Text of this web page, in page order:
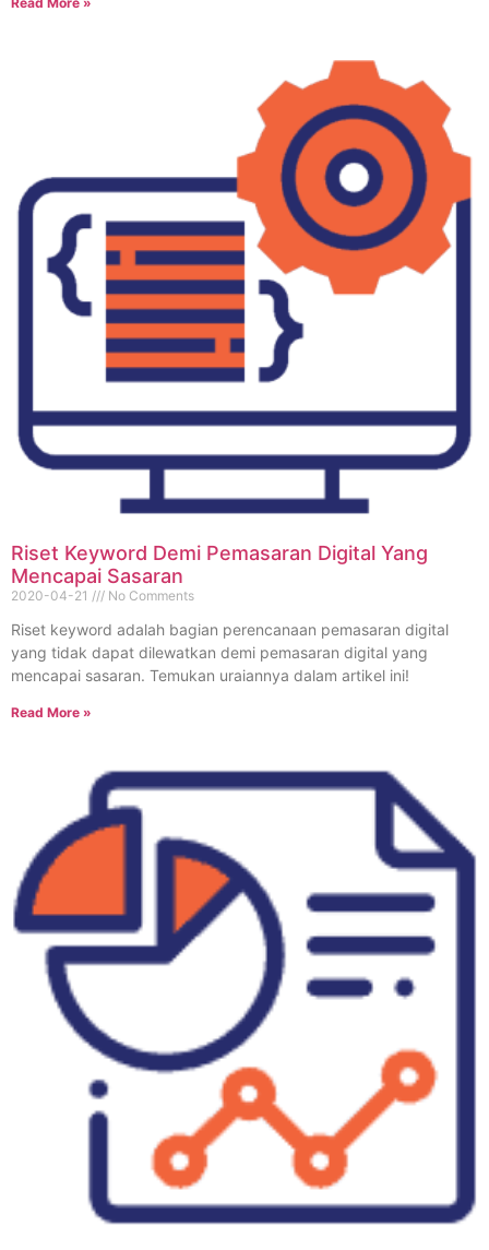
Riset Keyword Demi Pemasaran Digital Yang
Mencapai Sasaran
2020-04-21 No Comments
Riset keyword adalah bagian perencanaan pemasaran digital
yang tidak dapat dilewatkan demi pemasaran digital yang
mencapai sasaran. Temukan uraiannya dalam artikel ini!
Read More »